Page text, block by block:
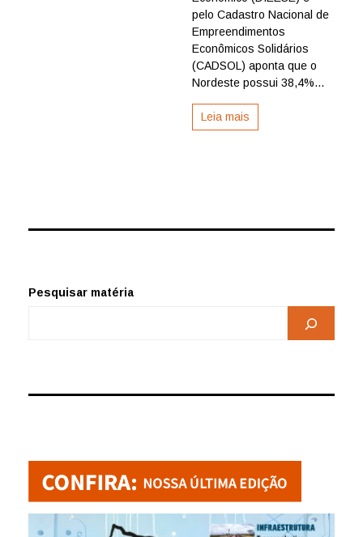
no
pelo Cadastro Nacional de
Empreendimentos
Econômicos Solidários
(CADSOL) aponta que o
Nordeste possui 38,4%...
Leia mais
Pesquisar matéria